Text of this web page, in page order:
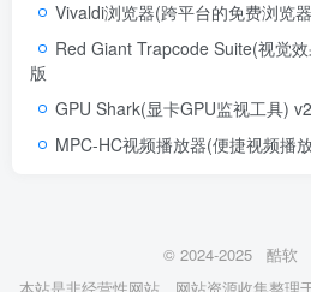
Vivaldi浏览器(跨平台的免费浏览
Red Giant Trapcode Suite(视觉
版
GPU Shark(显卡GPU监视工具)
MPC-HC视频播放器(便捷视频播
© 2024-2025 酷软